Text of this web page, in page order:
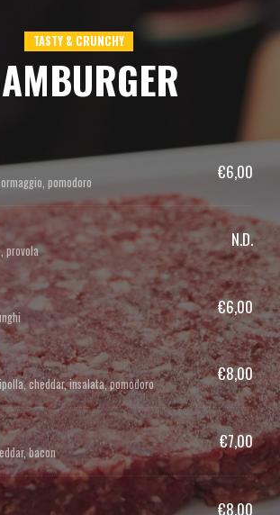
TASTY & CRUNCHY
pomodoro €6,00
provola N.D.
€6,00
cheddar, insalata, pomodoro €8,00
bacon €7,00
€8,00